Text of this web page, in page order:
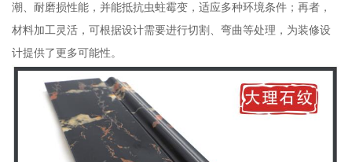
潮、耐磨损性能，并能抵抗虫蛀霉变，适应多种环境条件；再者，
材料加工灵活，可根据设计需要进行切割、弯曲等处理，为装修设
计提供了更多可能性。